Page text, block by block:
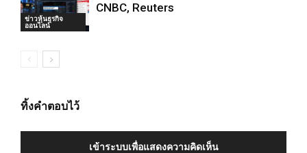
ข่าวหุ้นธุรกิจ
ออนไลน์
CNBC, Reuters
ทิ้งคำตอบไว้
เข้าระบบเพื่อแสดงความคิดเห็น